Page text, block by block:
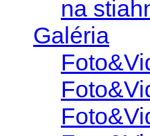
na
Galéria